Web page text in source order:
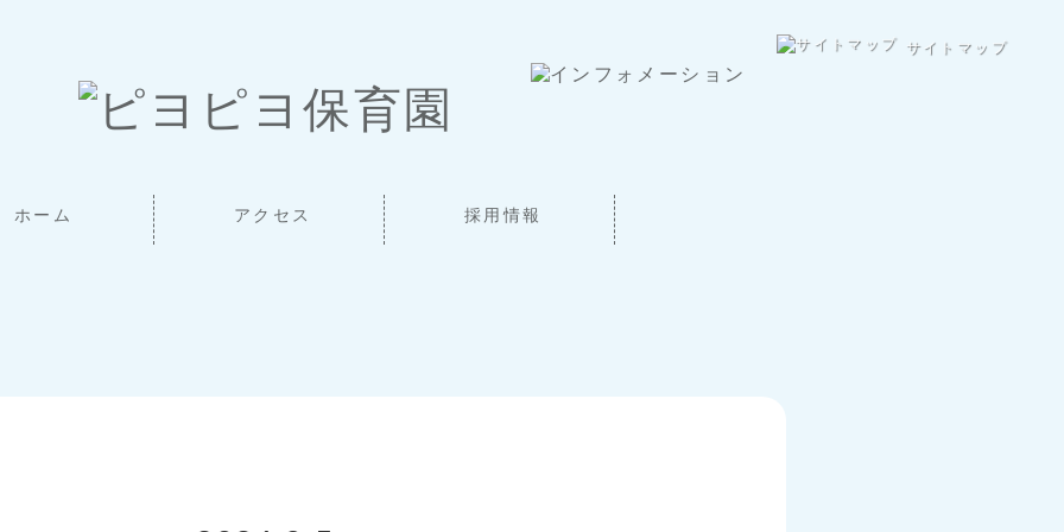
サイトマップ
ホーム アクセス 採用情報